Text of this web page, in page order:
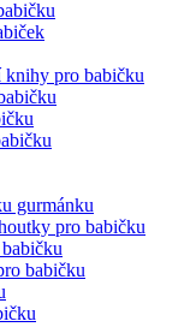
pro babičku
gurmánku
pro babičku
babičku